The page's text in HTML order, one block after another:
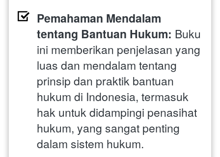
Pemahaman Mendalam
tentang Bantuan Hukum: Buku
ini memberikan penjelasan yang
luas dan mendalam tentang
prinsip dan praktik bantuan
hukum di Indonesia, termasuk
hak untuk didampingi penasihat
hukum, yang sangat penting
dalam sistem hukum.